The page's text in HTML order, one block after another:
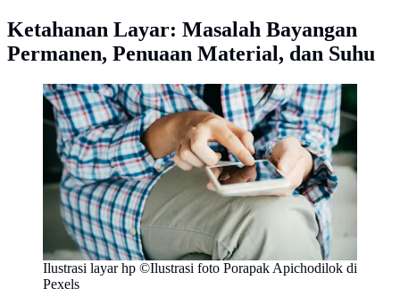
Ketahanan Layar: Masalah Bayangan
Permanen, Penuaan Material, dan Suhu
Ilustrasi layar hp ©Ilustrasi foto Porapak Apichodilok di
Pexels